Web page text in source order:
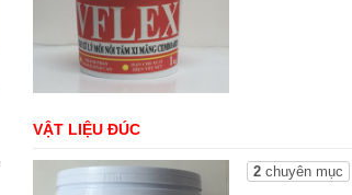
VẬT LIỆU ĐÚC
2chuyên mục